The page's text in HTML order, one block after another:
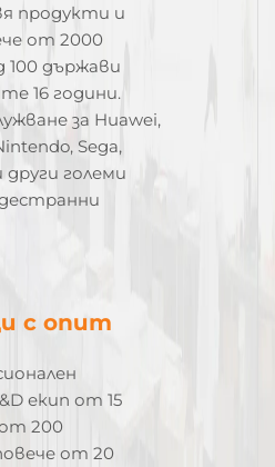
продукти и
от 2000
100 държави
16 години.
за Huawei,
Sega,
други големи
с опит
екип от 15
200
от 20